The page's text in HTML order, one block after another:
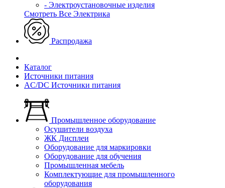
- Электроустановочные изделия
Смотреть Все Электрика
Распродажа
Каталог
Источники питания
AC/DC Источники питания
Промышленное оборудование
Осушители воздуха
ЖК Дисплеи
Оборудование для маркировки
Оборудование для обучения
Промышленная мебель
Комплектующие для промышленного
оборудования